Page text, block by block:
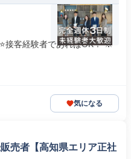
接客経験者であればOK！ ※
気になる
売者【高知県エリア正社